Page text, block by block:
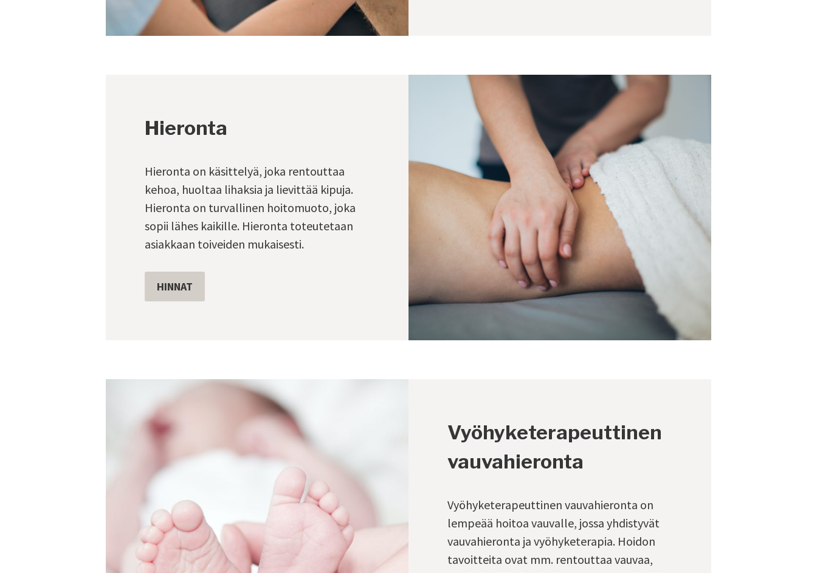
Hieronta
Hieronta on käsittelyä, joka rentouttaa
kehoa, huoltaa lihaksia ja lievittää kipuja.
Hieronta on turvallinen hoitomuoto, joka
sopii lähes kaikille. Hieronta toteutetaan
asiakkaan toiveiden mukaisesti.
HINNAT
Vyöhyketerapeuttinen
vauvahieronta
Vyöhyketerapeuttinen vauvahieronta on
lempeää hoitoa vauvalle, jossa yhdistyvät
vauvahieronta ja vyöhyketerapia. Hoidon
tavoitteita ovat mm. rentouttaa vauvaa,